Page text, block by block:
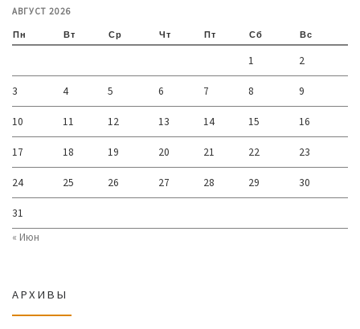
АВГУСТ 2026
Пн Вт Ср Чт Пт Сб Вс
1 2
3 4 5 6 7 8 9
10 11 12 13 14 15 16
17 18 19 20 21 22 23
24 25 26 27 28 29 30
31
« Июн
АРХИВЫ